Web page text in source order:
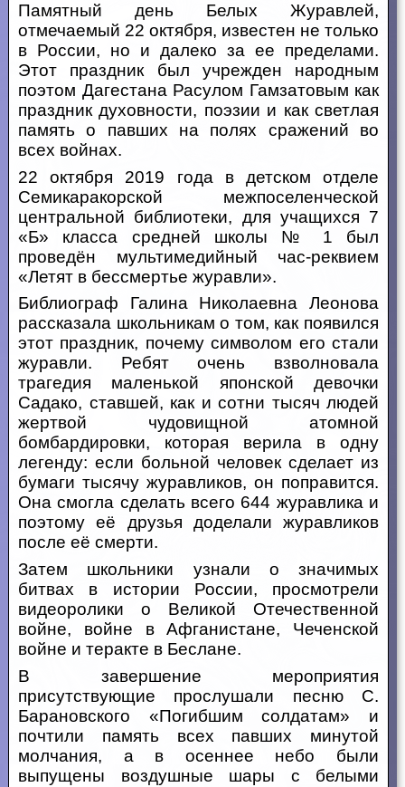
Памятный день Белых Журавлей,
отмечаемый 22 октября, известен не только
в России, но и далеко за ее пределами.
Этот праздник был учрежден народным
поэтом Дагестана Расулом Гамзатовым как
праздник духовности, поэзии и как светлая
память о павших на полях сражений во
всех войнах.
22 октября 2019 года в детском отделе
Семикаракорской межпоселенческой
центральной библиотеки, для учащихся 7
«Б» класса средней школы № 1 был
проведён мультимедийный час-реквием
«Летят в бессмертье журавли».
Библиограф Галина Николаевна Леонова
рассказала школьникам о том, как появился
этот праздник, почему символом его стали
журавли. Ребят очень взволновала
трагедия маленькой японской девочки
Садако, ставшей, как и сотни тысяч людей
жертвой чудовищной атомной
бомбардировки, которая верила в одну
легенду: если больной человек сделает из
бумаги тысячу журавликов, он поправится.
Она смогла сделать всего 644 журавлика и
поэтому её друзья доделали журавликов
после её смерти.
Затем школьники узнали о значимых
битвах в истории России, просмотрели
видеоролики о Великой Отечественной
войне, войне в Афганистане, Чеченской
войне и теракте в Беслане.
В завершение мероприятия
присутствующие прослушали песню С.
Барановского «Погибшим солдатам» и
почтили память всех павших минутой
молчания, а в осеннее небо были
выпущены воздушные шары с белыми